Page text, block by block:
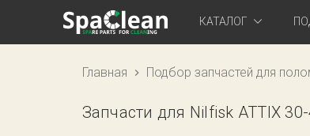
КАТАЛОГ
Главная Подбор запчастей для
Запчасти для Nilfisk ATTIX